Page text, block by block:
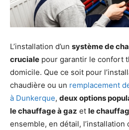
L’installation d’un système de
cruciale pour garantir le confort
domicile. Que ce soit pour
chaudière ou un remplacement
à Dunkerque, deux options
le chauffage à gaz et le
ensemble, en détail, l’installation